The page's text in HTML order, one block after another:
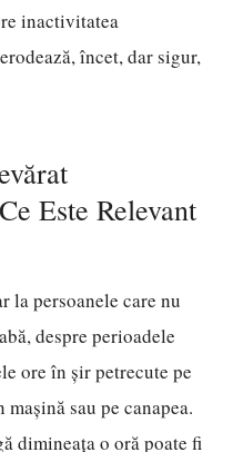
inactivitatea
încet, dar sigur,
Este Relevant
la persoanele care nu
despre perioadele
ore în șir petrecute pe
sau pe canapea.
dimineața o oră poate fi